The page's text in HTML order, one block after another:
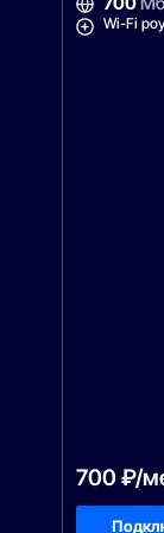
Wi-Fi
700 ₽/